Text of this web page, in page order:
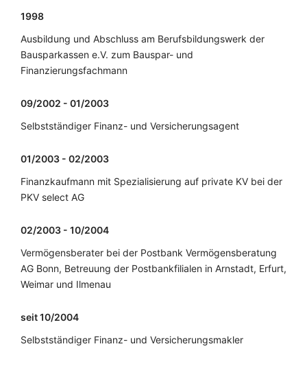
1998
Ausbildung und Abschluss am Berufsbildungswerk der
Bausparkassen e.V. zum Bauspar- und
Finanzierungsfachmann
09/2002 - 01/2003
Selbstständiger Finanz- und Versicherungsagent
01/2003 - 02/2003
Finanzkaufmann mit Spezialisierung auf private KV bei der
PKV select AG
02/2003 - 10/2004
Vermögensberater bei der Postbank Vermögensberatung
AG Bonn, Betreuung der Postbankfilialen in Arnstadt, Erfurt,
Weimar und Ilmenau
seit 10/2004
Selbstständiger Finanz- und Versicherungsmakler